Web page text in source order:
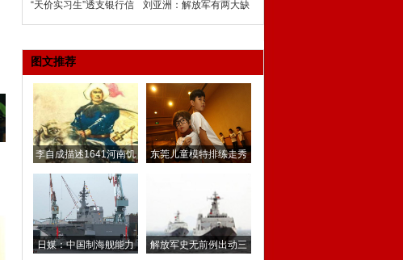
至4月接受国家飞行测试
“天价实习生”透支银行信
用
刘亚洲：解放军有两大缺
陷 如不变革将被淘汰